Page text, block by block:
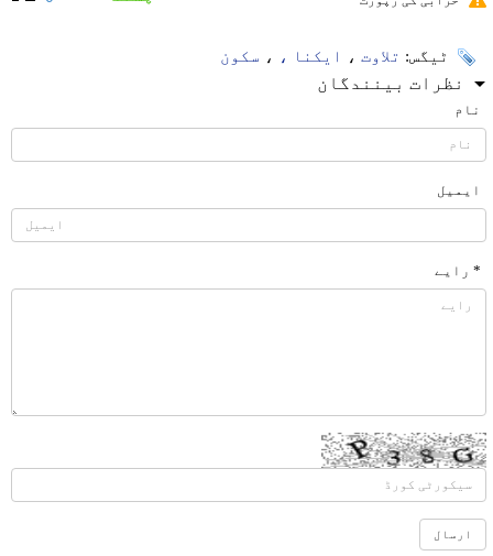
ٹیگس: تلاوت ، ایکنا ، ، سکون
نظرات بینندگان
نام
ایمیل
* رایے